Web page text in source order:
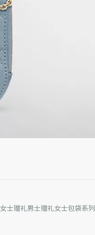
女士赠礼男士赠礼女士包袋系列